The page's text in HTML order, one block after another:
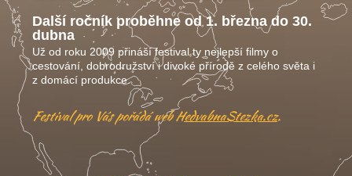
Další ročník proběhne od 1. března do 30.
dubna
Už od roku 2009 přináší festival ty nejlepší filmy o
cestování, dobrodružství i divoké přírodě z celého světa i
z domácí produkce.
Festival pro Vás pořádá webHedvabnaStezka.cz.